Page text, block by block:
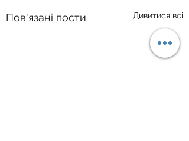
Пов'язані пости Дивитися всі